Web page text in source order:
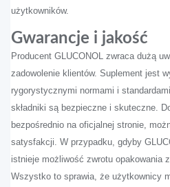
użytkowników.
Gwarancje i jakość
Producent GLUCONOL zwraca dużą
zadowolenie klientów. Suplement jest
rygorystycznymi normami i
składniki są bezpieczne i skuteczne.
bezpośrednio na oficjalnej stronie,
satysfakcji. W przypadku, gdyby
istnieje możliwość zwrotu opakowania
Wszystko to sprawia, że użytkownicy